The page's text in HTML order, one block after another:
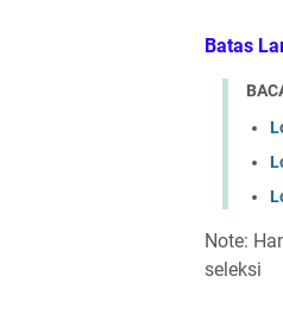
Batas
Note:
seleksi